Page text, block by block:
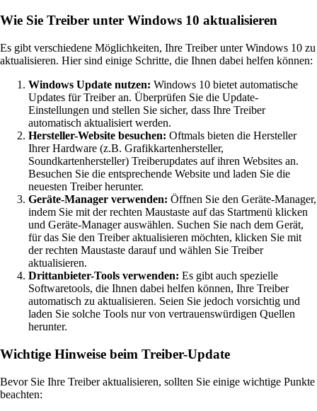
Wie Sie Treiber unter Windows 10 aktualisieren
Es gibt verschiedene Möglichkeiten, Ihre Treiber unter Windows 10 zu
aktualisieren. Hier sind einige Schritte, die Ihnen dabei helfen können:
Windows Update nutzen: Windows 10 bietet automatische
Updates für Treiber an. Überprüfen Sie die Update-
Einstellungen und stellen Sie sicher, dass Ihre Treiber
automatisch aktualisiert werden.
Hersteller-Website besuchen: Oftmals bieten die Hersteller
Ihrer Hardware (z.B. Grafikkartenhersteller,
Soundkartenhersteller) Treiberupdates auf ihren Websites an.
Besuchen Sie die entsprechende Website und laden Sie die
neuesten Treiber herunter.
Geräte-Manager verwenden: Öffnen Sie den Geräte-Manager,
indem Sie mit der rechten Maustaste auf das Startmenü klicken
und Geräte-Manager auswählen. Suchen Sie nach dem Gerät,
für das Sie den Treiber aktualisieren möchten, klicken Sie mit
der rechten Maustaste darauf und wählen Sie Treiber
aktualisieren.
Drittanbieter-Tools verwenden: Es gibt auch spezielle
Softwaretools, die Ihnen dabei helfen können, Ihre Treiber
automatisch zu aktualisieren. Seien Sie jedoch vorsichtig und
laden Sie solche Tools nur von vertrauenswürdigen Quellen
herunter.
Wichtige Hinweise beim Treiber-Update
Bevor Sie Ihre Treiber aktualisieren, sollten Sie einige wichtige Punkte
beachten: